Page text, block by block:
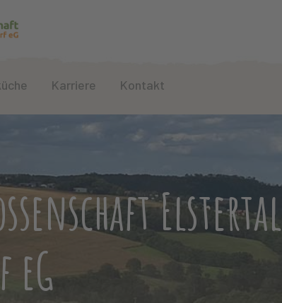
Karriere Kontakt
Elstertal
eG